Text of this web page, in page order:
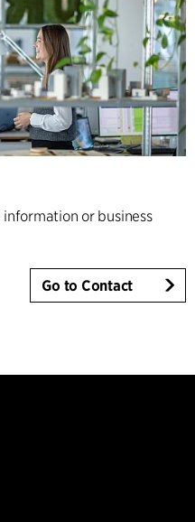
or business
Go to Contact